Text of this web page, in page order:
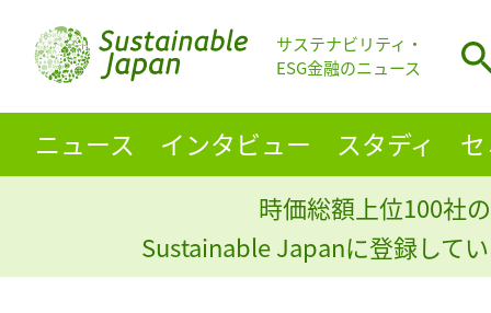
サステナビリティ・
ESG金融のニュース
ニュース インタビュー スタディ
時価総額上位100社
Sustainable Japanに登録して